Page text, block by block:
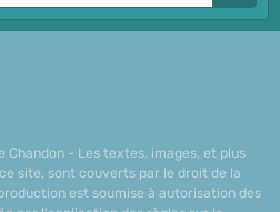
- Les textes, images, et plus
site, sont couverts par le droit de la
est soumise à autorisation des